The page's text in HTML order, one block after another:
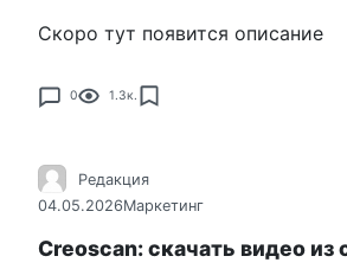
Скоро тут появится описание
0 1.3к.
Редакция
04.05.2026Маркетинг
Creoscan: скачать видео из